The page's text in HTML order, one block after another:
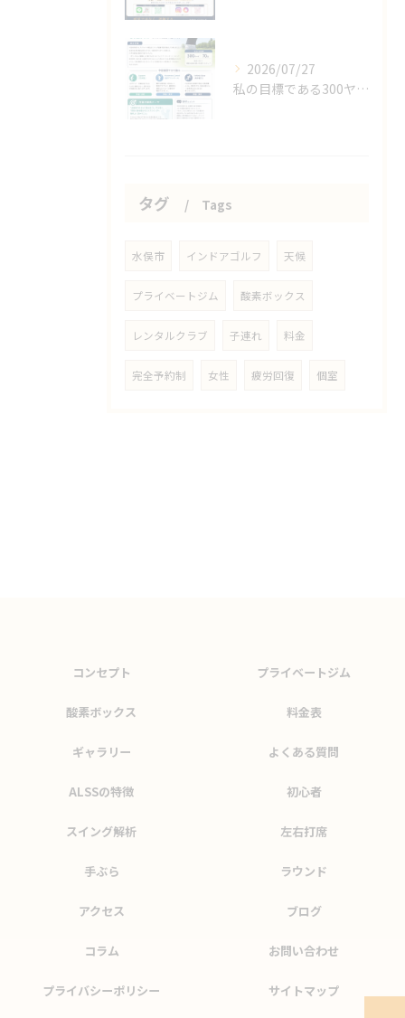
2026/07/27
私の目標である300ヤード、70台、100メートル11秒代！
タグ Tags
水俣市 インドアゴルフ 天候
プライベートジム 酸素ボックス
レンタルクラブ 子連れ 料金
完全予約制 女性 疲労回復 個室
コンセプト プライベートジム
酸素ボックス 料金表
ギャラリー よくある質問
ALSSの特徴 初心者
スイング解析 左右打席
手ぶら ラウンド
アクセス ブログ
コラム お問い合わせ
プライバシーポリシー サイトマップ